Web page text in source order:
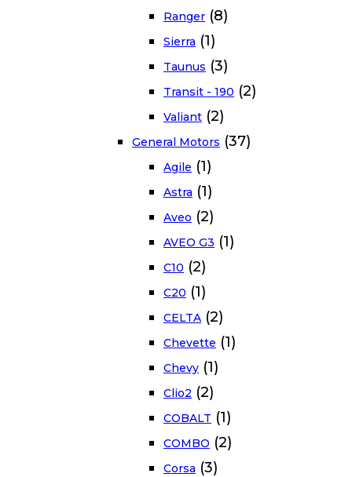
Ranger (8)
Sierra (1)
Taunus (3)
Transit - 190 (2)
Valiant (2)
General Motors (37)
Agile (1)
Astra (1)
Aveo (2)
AVEO G3 (1)
C10 (2)
C20 (1)
CELTA (2)
Chevette (1)
Chevy (1)
Clio2 (2)
COBALT (1)
COMBO (2)
Corsa (3)